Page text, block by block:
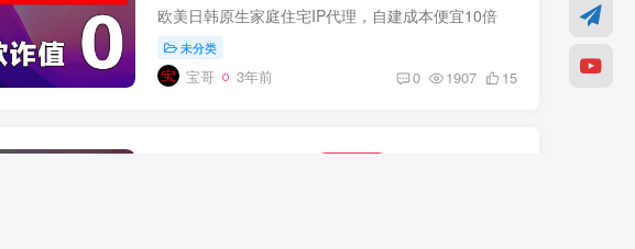
欧美日韩原生家庭住宅IP代理，自建成本便宜10倍
未分类
宝哥 3年前 0 1907 15